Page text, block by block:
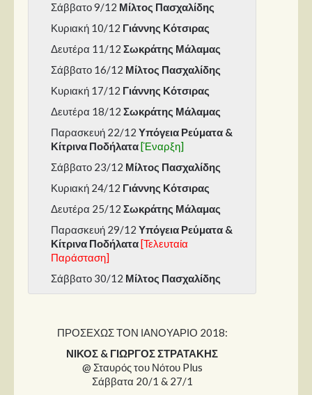
Polls
Small Talk
Blog
Σάββατο 9/12 Μίλτος Πασχαλίδης
Κυριακή 10/12 Γιάννης Κότσιρας
Δευτέρα 11/12 Σωκράτης Μάλαμας
Σάββατο 16/12 Μίλτος Πασχαλίδης
Κυριακή 17/12 Γιάννης Κότσιρας
Δευτέρα 18/12 Σωκράτης Μάλαμας
Παρασκευή 22/12 Υπόγεια Ρεύματα &
Κίτρινα Ποδήλατα [Έναρξη]
Σάββατο 23/12 Μίλτος Πασχαλίδης
Κυριακή 24/12 Γιάννης Κότσιρας
Δευτέρα 25/12 Σωκράτης Μάλαμας
Παρασκευή 29/12 Υπόγεια Ρεύματα &
Κίτρινα Ποδήλατα [Τελευταία
Παράσταση]
Σάββατο 30/12 Μίλτος Πασχαλίδης
ΠΡΟΣΕΧΩΣ ΤΟΝ ΙΑΝΟΥΑΡΙΟ 2018:
ΝΙΚΟΣ & ΓΙΩΡΓΟΣ ΣΤΡΑΤΑΚΗΣ
@ Σταυρός τoυ Νότου Plus
Σάββατα 20/1 & 27/1